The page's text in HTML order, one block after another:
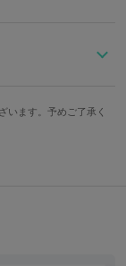
ロフ」をイメージ
クセントを効かせ
す。予めご了承く
います。予めご了承く